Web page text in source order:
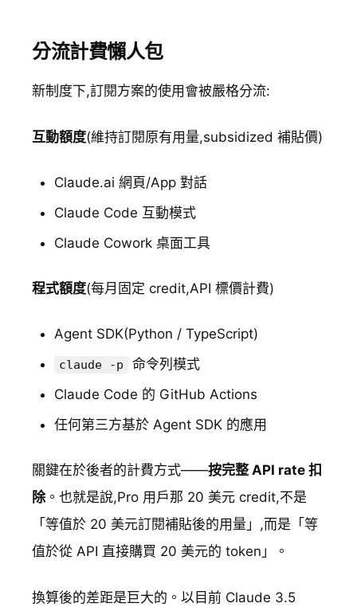
分流計費懶人包
新制度下,訂閱方案的使用會被嚴格分流:
互動額度(維持訂閱原有用量,subsidized 補貼價)
Claude.ai 網頁/App 對話
Claude Code 互動模式
Claude Cowork 桌面工具
程式額度(每月固定 credit,API 標價計費)
Agent SDK(Python / TypeScript)
claude -p
命令列模式
Claude Code 的 GitHub Actions
任何第三方基於 Agent SDK 的應用
關鍵在於後者的計費方式——按完整 API rate 扣
除。也就是說,Pro 用戶那 20 美元 credit,不是
「等值於 20 美元訂閱補貼後的用量」,而是「等
值於從 API 直接購買 20 美元的 token」。
換算後的差距是巨大的。以目前 Claude 3.5